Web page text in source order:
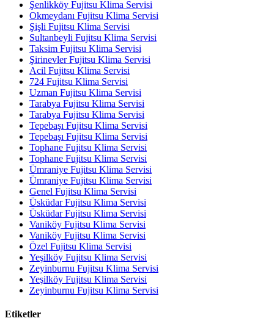
Şenlikköy Fujitsu Klima Servisi
Okmeydanı Fujitsu Klima Servisi
Şişli Fujitsu Klima Servisi
Sultanbeyli Fujitsu Klima Servisi
Taksim Fujitsu Klima Servisi
Şirinevler Fujitsu Klima Servisi
Acil Fujitsu Klima Servisi
724 Fujitsu Klima Servisi
Uzman Fujitsu Klima Servisi
Tarabya Fujitsu Klima Servisi
Tarabya Fujitsu Klima Servisi
Tepebaşı Fujitsu Klima Servisi
Tepebaşı Fujitsu Klima Servisi
Tophane Fujitsu Klima Servisi
Tophane Fujitsu Klima Servisi
Ümraniye Fujitsu Klima Servisi
Ümraniye Fujitsu Klima Servisi
Genel Fujitsu Klima Servisi
Üsküdar Fujitsu Klima Servisi
Üsküdar Fujitsu Klima Servisi
Vaniköy Fujitsu Klima Servisi
Vaniköy Fujitsu Klima Servisi
Özel Fujitsu Klima Servisi
Yeşilköy Fujitsu Klima Servisi
Zeyinburnu Fujitsu Klima Servisi
Yeşilköy Fujitsu Klima Servisi
Zeyinburnu Fujitsu Klima Servisi
Etiketler